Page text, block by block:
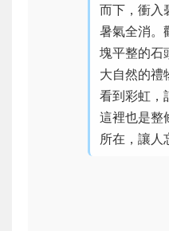
而下，衝入
暑氣全消。
塊平整的石
大自然的禮
看到彩虹，
這裡也是整
所在，讓人